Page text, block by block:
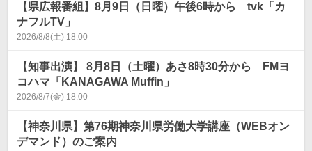
【県広報番組】8月9日（日曜）午後6時から tvk「カ
ナフルTV」
2026/8/8(土) 18:00
【知事出演】 8月8日（土曜）あさ8時30分から FMヨ
コハマ「KANAGAWA Muffin」
2026/8/7(金) 18:00
【神奈川県】第76期神奈川県労働大学講座（WEBオン
デマンド）のご案内